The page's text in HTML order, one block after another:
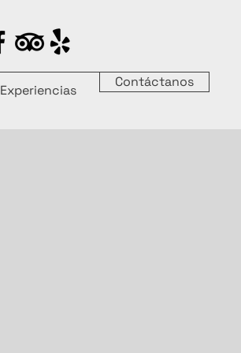
Experiencias
Contáctanos